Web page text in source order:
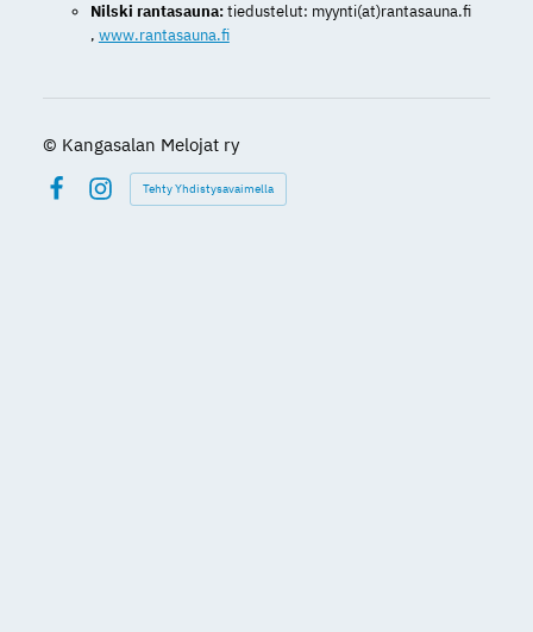
Nilski rantasauna:tiedustelut: myynti(at)rantasauna.fi
, www.rantasauna.fi
© Kangasalan Melojat ry
Instagram
Tehty Yhdistysavaimella